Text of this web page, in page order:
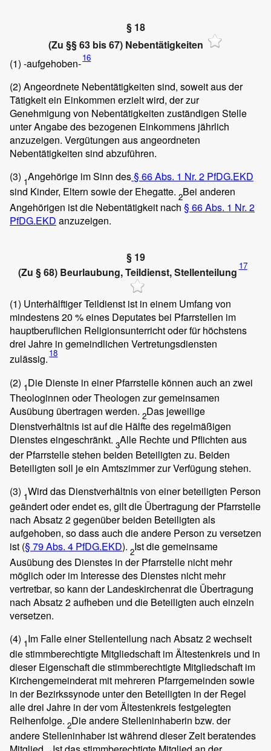
§ 18
(Zu §§ 63 bis 67) Nebentätigkeiten
(1) -aufgehoben-16
(2) Angeordnete Nebentätigkeiten sind, soweit aus der
Tätigkeit ein Einkommen erzielt wird, der zur
Genehmigung von Nebentätigkeiten zuständigen Stelle
unter Angabe des bezogenen Einkommens jährlich
anzuzeigen. Vergütungen aus angeordneten
Nebentätigkeiten sind abzuführen.
(3) 1Angehörige im Sinn des§ 66 Abs. 1 Nr. 2 PfDG.EKD
sind Kinder, Eltern sowie der Ehegatte. 2Bei anderen
Angehörigen ist die Nebentätigkeit nach § 66 Abs. 1 Nr. 2
PfDG.EKD anzuzeigen.
§ 19
(Zu § 68) Beurlaubung, Teildienst, Stellenteilung 17
(1) Unterhälftiger Teildienst ist in einem Umfang von
mindestens 20 % eines Deputates bei Pfarrstellen im
hauptberuflichen Religionsunterricht oder für höchstens
drei Jahre in gemeindlichen Vertretungsdiensten
zulässig. 18
(2) 1Die Dienste in einer Pfarrstelle können auch an zwei
Theologinnen oder Theologen zur gemeinsamen
Ausübung übertragen werden. 2Das jeweilige
Dienstverhältnis ist auf die Hälfte des regelmäßigen
Dienstes eingeschränkt. 3Alle Rechte und Pflichten aus
der Pfarrstelle stehen beiden Beteiligten zu. Beiden
Beteiligten soll je ein Amtszimmer zur Verfügung stehen.
(3) 1Wird das Dienstverhältnis von einer beteiligten Person
geändert oder endet es, gilt die Übertragung der Pfarrstelle
nach Absatz 2 gegenüber beiden Beteiligten als
aufgehoben, so dass auch die andere Person zu versetzen
ist (§ 79 Abs. 4 PfDG.EKD). 2Ist die gemeinsame
Ausübung des Dienstes in der Pfarrstelle nicht mehr
möglich oder im Interesse des Dienstes nicht mehr
vertretbar, so kann der Landeskirchenrat die Übertragung
nach Absatz 2 aufheben und die Beteiligten auch einzeln
versetzen.
(4) 1Im Falle einer Stellenteilung nach Absatz 2 wechselt
die stimmberechtigte Mitgliedschaft im Ältestenkreis und in
dieser Eigenschaft die stimmberechtigte Mitgliedschaft im
Kirchengemeinderat mit mehreren Pfarrgemeinden sowie
in der Bezirkssynode unter den Beteiligten in der Regel
alle drei Jahre in der vom Ältestenkreis festgelegten
Reihenfolge. 2Die andere Stelleninhaberin bzw. der
andere Stelleninhaber ist während dieser Zeit beratendes